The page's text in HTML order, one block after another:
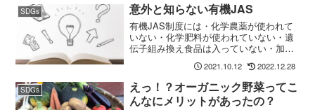
く方向性が示されている教育です。ぜひ
ご一読ください。
SDGs 意外と知らない有機JAS
有機JAS制度には・化学農薬が使われて
いない・化学肥料が使われていない・遺
伝子組み換え食品は入っていない・加工
食品や畜産物にもつけられるこういった
特徴があります。有機JASによって認証
されている有機食品はSDGsとも深く関
わっています。
2021.10.12 2022.12.28
SDGs
えっ！？オーガニック野菜ってこ
んなにメリットがあったの？